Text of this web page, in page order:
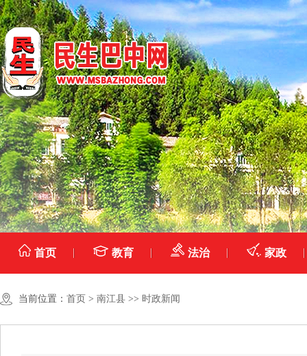
首页 教育 法治 家政
当前位置： 首页 > 南江县 >> 时政新闻